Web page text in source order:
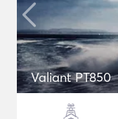
Valiant PT850